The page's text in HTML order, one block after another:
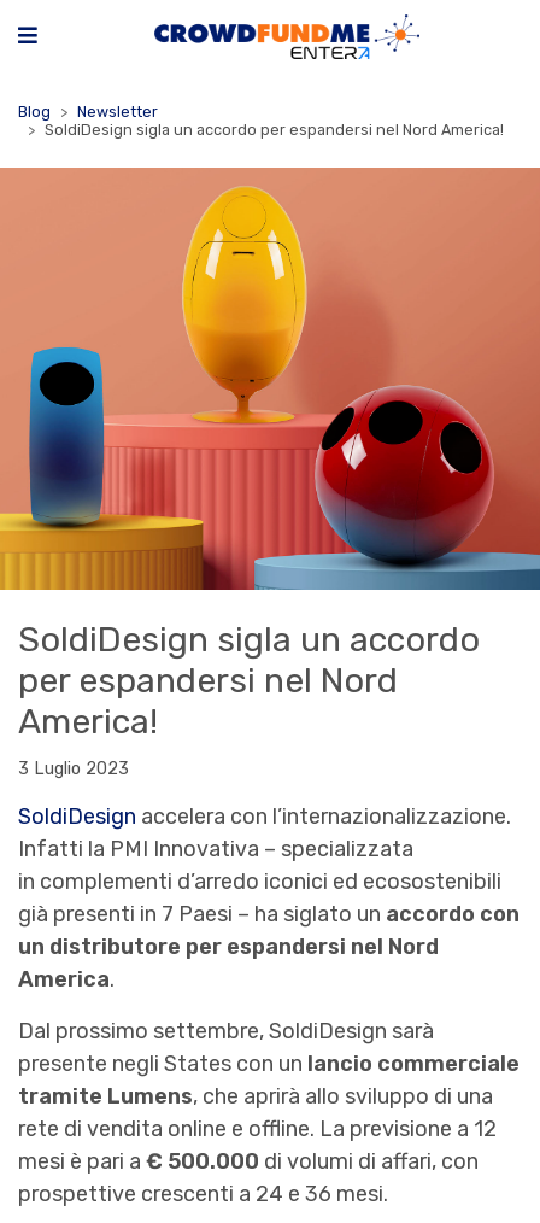
Blog
Newsletter
SoldiDesign sigla un accordo per espandersi nel Nord America!
SoldiDesign sigla un accordo
per espandersi nel Nord
America!
3 Luglio 2023
SoldiDesign accelera con l’internazionalizzazione.
Infatti la PMI Innovativa – specializzata
in complementi d’arredo iconici ed ecosostenibili
già presenti in 7 Paesi – ha siglato un accordo con
un distributore per espandersi nel Nord
America.
Dal prossimo settembre, SoldiDesign sarà
presente negli States con un lancio commerciale
tramite Lumens, che aprirà allo sviluppo di una
rete di vendita online e offline. La previsione a 12
mesi è pari a € 500.000 di volumi di affari, con
prospettive crescenti a 24 e 36 mesi.